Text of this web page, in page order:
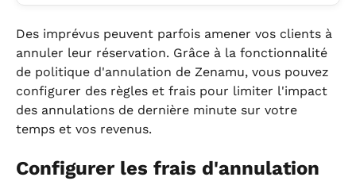
Des imprévus peuvent parfois amener vos clients à
annuler leur réservation. Grâce à la fonctionnalité
de politique d'annulation de Zenamu, vous pouvez
configurer des règles et frais pour limiter l'impact
des annulations de dernière minute sur votre
temps et vos revenus.
Configurer les frais d'annulation